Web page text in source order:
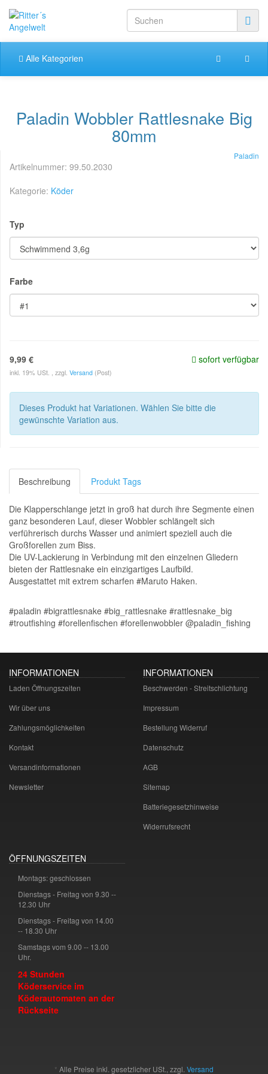
Alle Kategorien
Paladin Wobbler Rattlesnake Big
80mm
Paladin
Artikelnummer: 99.50.2030
Kategorie: Köder
Typ
Farbe
9,99 €
inkl. 19% USt. , zzgl. Versand (Post)
sofort verfügbar
Dieses Produkt hat Variationen. Wählen Sie bitte die
gewünschte Variation aus.
Beschreibung Produkt Tags
Die Klapperschlange jetzt in groß hat durch ihre Segmente einen
ganz besonderen Lauf, dieser Wobbler schlängelt sich
verführerisch durchs Wasser und animiert speziell auch die
Großforellen zum Biss.
Die UV-Lackierung in Verbindung mit den einzelnen Gliedern
bieten der Rattlesnake ein einzigartiges Laufbild.
Ausgestattet mit extrem scharfen #Maruto Haken.
#paladin #bigrattlesnake #big_rattlesnake #rattlesnake_big
#troutfishing #forellenfischen #forellenwobbler @paladin_fishing
INFORMATIONEN
Laden Öffnungszeiten
Wir über uns
Zahlungsmöglichkeiten
Kontakt
Versandinformationen
Newsletter
INFORMATIONEN
Beschwerden - Streitschlichtung
Impressum
Bestellung Widerruf
Datenschutz
AGB
Sitemap
Batteriegesetzhinweise
Widerrufsrecht
ÖFFNUNGSZEITEN
Montags: geschlossen
Dienstags - Freitag von 9.30 --
12.30 Uhr
Dienstags - Freitag von 14.00
-- 18.30 Uhr
Samstags vom 9.00 -- 13.00
Uhr.
24 Stunden
Köderservice im
Köderautomaten an der
Rückseite
* Alle Preise inkl. gesetzlicher USt., zzgl. Versand